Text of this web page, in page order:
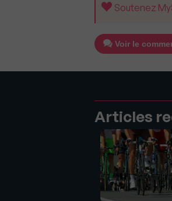
Soutenez
Voir le
Articles